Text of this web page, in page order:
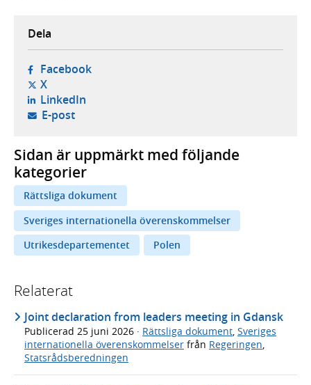
Dela
Facebook- öppnas i ny flik, extern webbplats,
X- öppnas i ny flik, extern webbplats,
LinkedIn- öppnas i ny flik, extern webbplats,
E-post- öppnar din e-postklient,
Sidan är uppmärkt med följande
kategorier
Rättsliga dokument
Sveriges internationella överenskommelser
Utrikesdepartementet
Polen
Relaterat
Joint declaration from leaders meeting in Gdansk
Publicerad 25 juni 2026 · Rättsliga dokument Sveriges
internationella överenskommelser från Regeringen
Statsrådsberedningen